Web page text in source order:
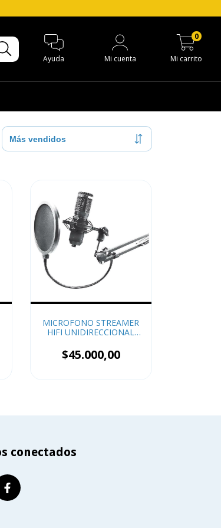
Ayuda Mi cuenta Mi carrito
0
MICROFONO STREAMER
HIFI UNIDIRECCIONAL
$45.000,00
conectados